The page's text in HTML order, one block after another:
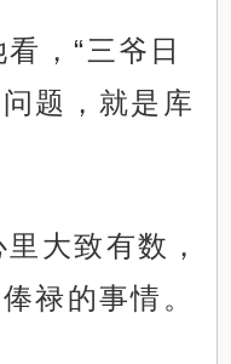
，“三爷日
题，就是库
大致有数，
禄的事情。